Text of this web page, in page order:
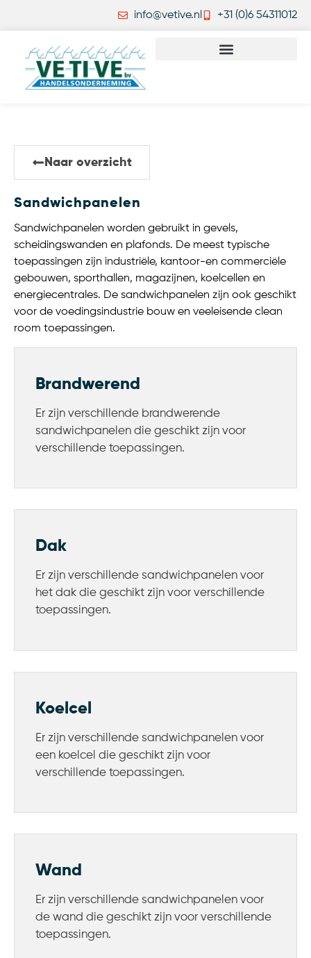
info@vetive.nl +31 (0)6 54311012
Naar overzicht
Sandwichpanelen
Sandwichpanelen worden gebruikt in gevels,
scheidingswanden en plafonds. De meest typische
toepassingen zijn industriële, kantoor-en commerciële
gebouwen, sporthallen, magazijnen, koelcellen en
energiecentrales. De sandwichpanelen zijn ook geschikt
voor de voedingsindustrie bouw en veeleisende clean
room toepassingen.
Brandwerend
Er zijn verschillende brandwerende
sandwichpanelen die geschikt zijn voor
verschillende toepassingen.
Dak
Er zijn verschillende sandwichpanelen voor
het dak die geschikt zijn voor verschillende
toepassingen.
Koelcel
Er zijn verschillende sandwichpanelen voor
een koelcel die geschikt zijn voor
verschillende toepassingen.
Wand
Er zijn verschillende sandwichpanelen voor
de wand die geschikt zijn voor verschillende
toepassingen.